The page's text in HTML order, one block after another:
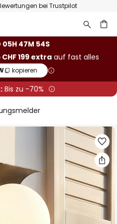
bei Trustpilot
05H 47M 54S
CHF 199 extra auf fast alles
kopieren
Bis zu -70%